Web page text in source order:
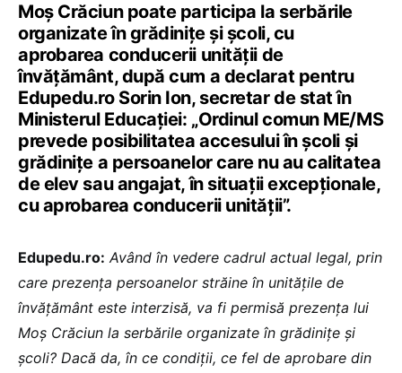
Moș Crăciun poate participa la serbările
organizate în grădinițe și școli, cu
aprobarea conducerii unității de
învățământ, după cum a declarat pentru
Edupedu.ro Sorin Ion, secretar de stat în
Ministerul Educației: „Ordinul comun ME/MS
prevede posibilitatea accesului în școli și
grădinițe a persoanelor care nu au calitatea
de elev sau angajat, în situații excepționale,
cu aprobarea conducerii unității”.
Edupedu.ro: Având în vedere cadrul actual legal, prin
care prezența persoanelor străine în unitățile de
învățământ este interzisă, va fi permisă prezența lui
Moș Crăciun la serbările organizate în grădinițe și
școli? Dacă da, în ce condiții, ce fel de aprobare din